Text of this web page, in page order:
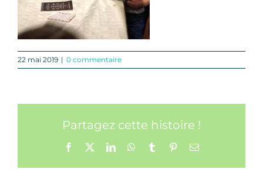
22 mai 2019 | 0 commentaire
Partagez cette histoire !
Facebook LinkedInWhatsApp
Tumblr PinterestEmail